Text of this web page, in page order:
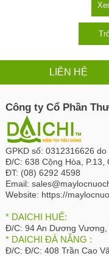
LIÊN HỆ
Công ty Cổ Phần
GPKD số: 0312316626 do
Đ/C: 638 Cộng Hòa, P.13,
ĐT: (08) 6292 4598
Email:
Website: https://
* DAICHI HUẾ:
Đ/C: 94 An Dương
* DAICHI ĐÀ NẴNG :
Đ/C: Đ/C: 408 Trần Cao